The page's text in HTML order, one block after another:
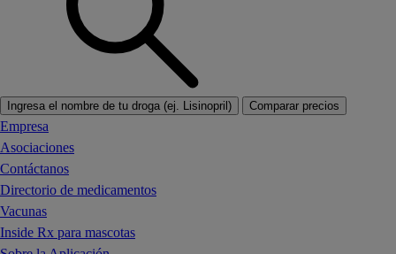
Ingresa el nombre de tu droga (ej. Lisinopril) Comparar precios
Empresa
Asociaciones
Contáctanos
Directorio de medicamentos
Vacunas
Inside Rx para mascotas